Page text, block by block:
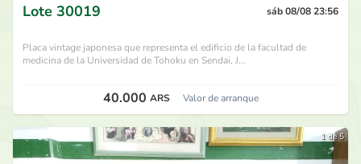
Lote 30019 sáb 08/08 23:56
Placa vintage japonesa que representa el edificio de la facultad de
medicina de la Universidad de Tohoku en Sendai, J...
40.000 ARS Valor de arranque
1 de 5